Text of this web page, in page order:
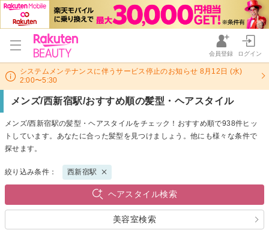
会員登録 ログイン
システムメンテナンスに伴うサービス停止のお知らせ 8月12日 (水)
2:00〜5:30
メンズ/西新宿駅/おすすめ順の髪型・ヘアスタイル
メンズ/西新宿駅の髪型・ヘアスタイルをチェック！おすすめ順で938件ヒッ
トしています。あなたに合った髪型を見つけましょう。他にも様々な条件で
探せます。
絞り込み条件： 西新宿駅
ヘアスタイル検索
美容室検索